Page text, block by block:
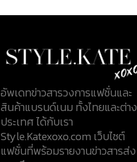
อัพเดทข่าวสารวงการแฟชั่นและ
สินค้าแบรนด์เนม ทั้งไทยและต่าง
ประเทศ ได้กับเรา
Style.Katexoxo.com เว็บไซต์
แฟชั่นที่พร้อมรายงานข่าวสารส่ง